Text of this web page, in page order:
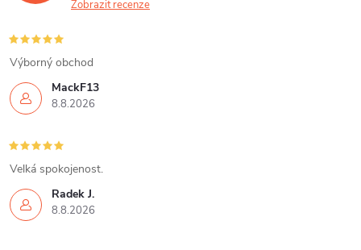
Zobrazit recenze
MackF13
8.8.2026
Výborný obchod
Radek J.
8.8.2026
Velká spokojenost.